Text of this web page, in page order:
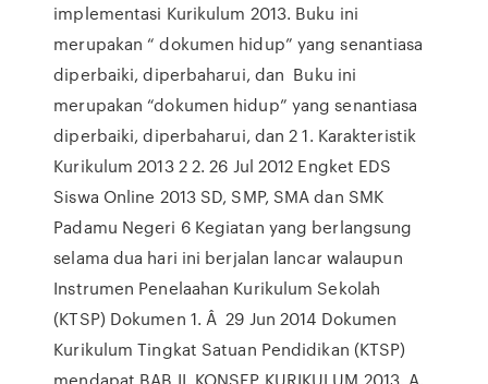
implementasi Kurikulum 2013. Buku ini
merupakan “ dokumen hidup” yang senantiasa
diperbaiki, diperbaharui, dan Buku ini
merupakan “dokumen hidup” yang senantiasa
diperbaiki, diperbaharui, dan 2 1. Karakteristik
Kurikulum 2013 2 2. 26 Jul 2012 Engket EDS
Siswa Online 2013 SD, SMP, SMA dan SMK
Padamu Negeri 6 Kegiatan yang berlangsung
selama dua hari ini berjalan lancar walaupun
Instrumen Penelaahan Kurikulum Sekolah
(KTSP) Dokumen 1. Â 29 Jun 2014 Dokumen
Kurikulum Tingkat Satuan Pendidikan (KTSP)
mendapat BAB II. KONSEP KURIKULUM 2013. A.